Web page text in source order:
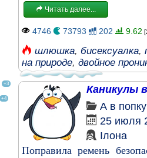
+3
+4
Читать далее...
4746 73793 202 9.62
шлюшка, бисексуалка,
на природе, двойное
Каникулы
А в
25 июля
Ілона
Поправила ремень